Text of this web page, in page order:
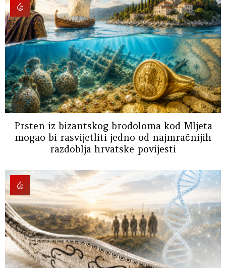
Prsten iz bizantskog brodoloma kod Mljeta
mogao bi rasvijetliti jedno od najmračnijih
razdoblja hrvatske povijesti